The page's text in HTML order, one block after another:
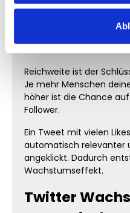
Warum
Twitter so
Reichweite ist der
Je mehr Menschen
höher ist die Chance
Follower.
Ein Tweet mit vielen
automatisch relevanter
angeklickt. Dadurch
Wachstumseffekt.
Twitter